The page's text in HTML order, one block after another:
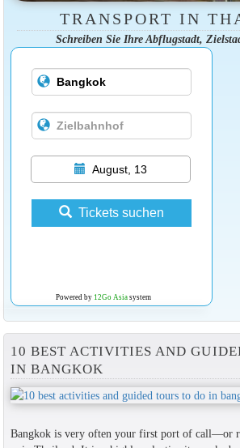
TRANSPORT IN
Schreiben Sie Ihre Abflugstadt,
August, 13
Tickets suchen
Powered by 12Go Asiasystem
10 BEST ACTIVITIES AND
IN BANGKOK
Bangkok is very often your first port of call—or